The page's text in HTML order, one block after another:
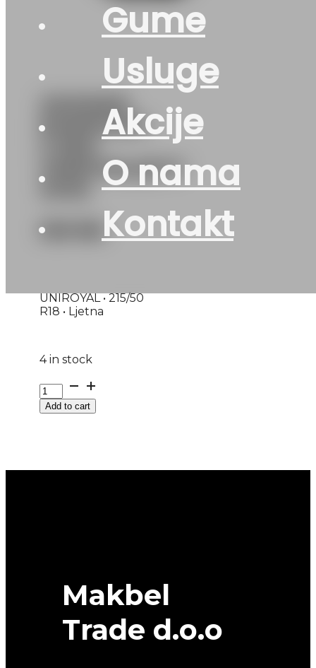
Gume
Usluge
Akcije
O nama
Kontakt
215/50R18
RAINSPORT-
UNIROYAL(DOT-
2023)
329
UNIROYAL • 215/50
R18 • Ljetna
4 in stock
215/50R18
RAINSPORT-
5Add to cart
Makbel
Trade d.o.o